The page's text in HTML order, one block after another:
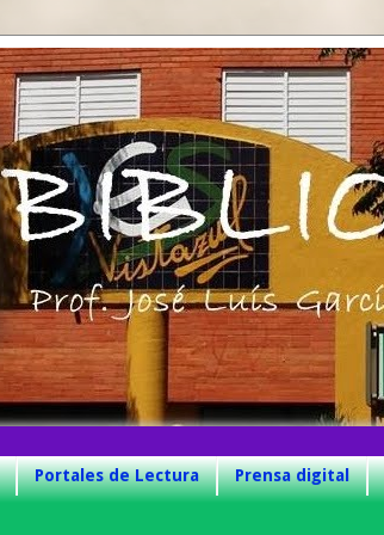
Portales de Lectura Prensa digital